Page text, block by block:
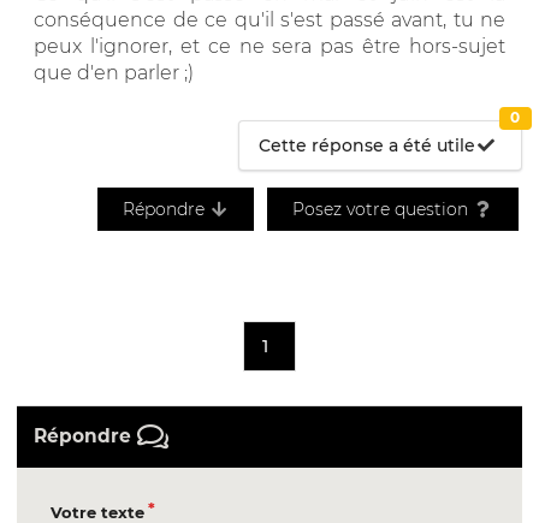
conséquence de ce qu'il s'est passé avant, tu ne
peux l'ignorer, et ce ne sera pas être hors-sujet
que d'en parler ;)
Cette réponse a été utile
0
Répondre Posez votre question
1
Répondre
Votre texte